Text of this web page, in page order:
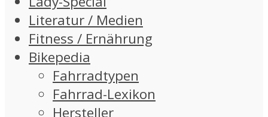
Literatur / Medien
Fitness / Ernährung
Bikepedia
Fahrradtypen
Fahrrad-Lexikon
Hersteller